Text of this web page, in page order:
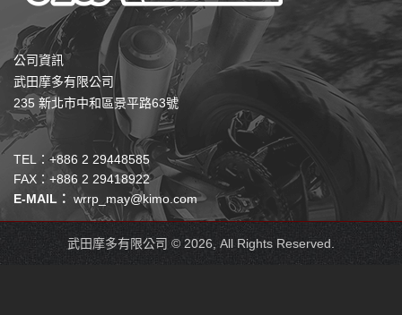
公司資訊
武田摩多有限公司
235 新北市中和區景平路63號
TEL：+886 2 29448585
FAX：+886 2 29418922
E-MAIL： wrrp_may@kimo.com
武田摩多有限公司 © 2026, All Rights Reserved.